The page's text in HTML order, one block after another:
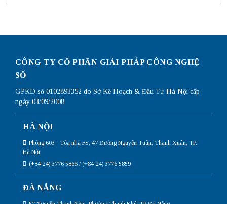
tra
nhất
CÔNG TY CỔ PHẦN GIẢI PHÁP CÔNG NGHỆ
SỐ
GPKD số 0102893352 do Sở Kế Hoạch & Đầu Tư Hà Nội cấp
ngày 03/09/2008
HÀ NỘI
Phòng 603 - Tòa nhà FS, 47 Đường Nguyễn Tuân, Thanh Xuân, TP.
Hà Nội
(+84-24) 3776 5866 / (+84-24) 3776 5859
ĐÀ NẴNG